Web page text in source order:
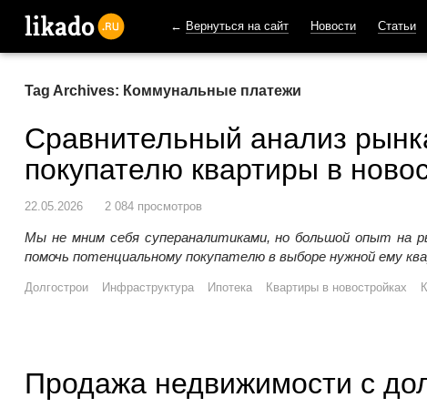
← Вернуться на сайт Новости Статьи
Tag Archives: Коммунальные платежи
Сравнительный анализ
покупателю квартиры в
22.05.2026 2 084 просмотров
Мы не мним себя супераналитиками, но большой опыт на
помочь потенциальному покупателю в выборе нужной ему
Долгострои Инфраструктура Ипотека Квартиры в новостройках
Продажа недвижимости с